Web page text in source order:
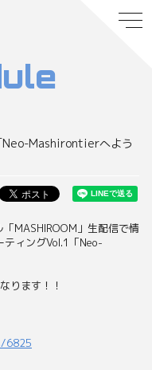
Neo-Mashirontierへよう
MASHIROOM」生配信で情
ティングVol.1「Neo-
ります！！
6825